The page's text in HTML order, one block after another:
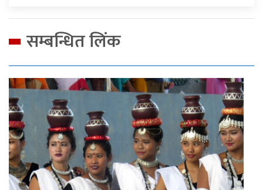
सम्बन्धित लिंक